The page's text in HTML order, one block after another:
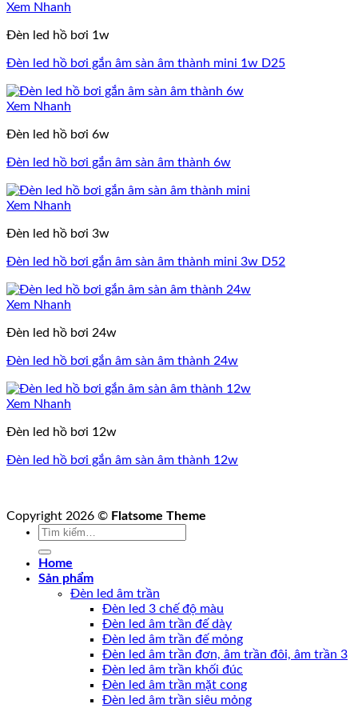
Xem Nhanh
Đèn led hồ bơi 1w
Đèn led hồ bơi gắn âm sàn âm thành mini 1w D25
Xem Nhanh
Đèn led hồ bơi 6w
Đèn led hồ bơi gắn âm sàn âm thành 6w
Xem Nhanh
Đèn led hồ bơi 3w
Đèn led hồ bơi gắn âm sàn âm thành mini 3w D52
Xem Nhanh
Đèn led hồ bơi 24w
Đèn led hồ bơi gắn âm sàn âm thành 24w
Xem Nhanh
Đèn led hồ bơi 12w
Đèn led hồ bơi gắn âm sàn âm thành 12w
Copyright 2026 © Flatsome Theme
Tìm
Home
Sản phẩm
Đèn led âm trần
Đèn led 3 chế độ màu
Đèn led âm trần đế dày
Đèn led âm trần đế mỏng
Đèn led âm trần đơn, âm trần đôi, âm trần 3
Đèn led âm trần khối đúc
Đèn led âm trần mặt cong
Đèn led âm trần siêu mỏng